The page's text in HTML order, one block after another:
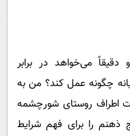
می‌‌خواهد در برابر
چگونه عمل کند؟ من به
اطراف روستای شورچشمه
را برای فهم شرایط